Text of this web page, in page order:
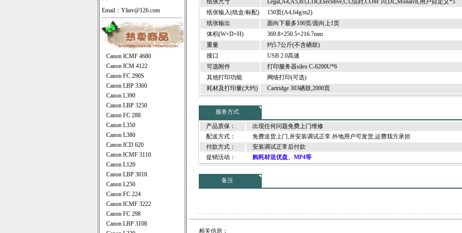
Email：Ylinv@126.com
Canon ICMF 4680
Canon ICM 4122
Canon FC 290S
Canon LBP 3360
Canon L390
Canon LBP 3250
Canon FC 288
Canon L350
Canon L380
Canon ICD 620
Canon ICMF 3110
Canon L120
Canon LBP 3018
Canon L250
Canon FC 224
Canon ICMF 3222
Canon FC 298
Canon LBP 3108
纸张尺寸
Legal,A4,A5,B5,LTR,Executive,C5,信封,COM 10,DL,Monarch,用户自定义*5
纸张输入(纸盒/标配)
150页(A4,64g/m2)
纸张输出
面向下最多100页/面向上1页
体积(W×D×H)
369.8×250.5×216.7mm
重量
约5.7公斤(不含硒鼓)
接口
USB 2.0高速
可选附件
打印服务器silex C-6200U*6
其他打印功能
网络打印(可选)
耗材及打印量(大约)
Cartridge 303硒鼓,2000页
服务方式
产品质保：
出现任何问题免费上门维修
配送方式：
免费送货上门,并安装调试正常.外地用户可发货,运费我方承担
付款方式：
安装调试正常后付款
促销活动：
购耗材送优盘、MP4等
备注
相关信息：